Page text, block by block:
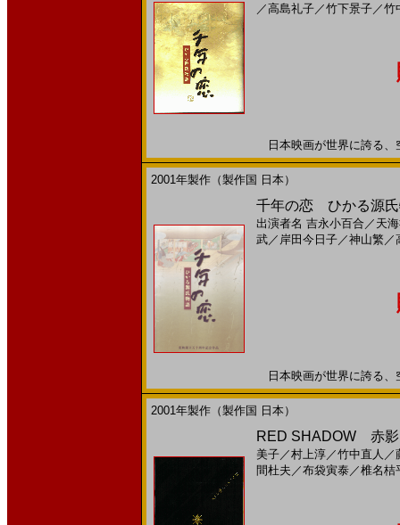
／高島礼子／竹下景子／竹
日本映画が世界に誇る
2001年製作（製作国 日本）
千年の恋 ひかる源氏
出演者名 吉永小百合 ／ 天
武／ 岸田今日子／神山繁 ／
日本映画が世界に誇る
2001年製作（製作国 日本）
RED SHADOW 赤影
美子／村上淳／竹中直人 ／
間杜夫 ／布袋寅泰／椎名桔